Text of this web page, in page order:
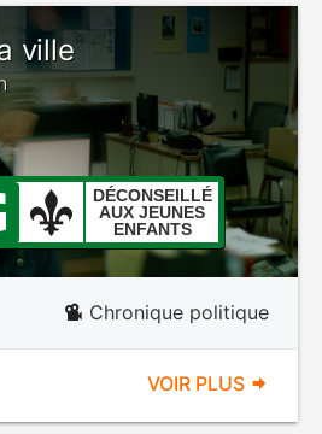
ville
DÉCONSEILLÉ
AUX JEUNES
ENFANTS
Chronique politique
VOIR PLUS